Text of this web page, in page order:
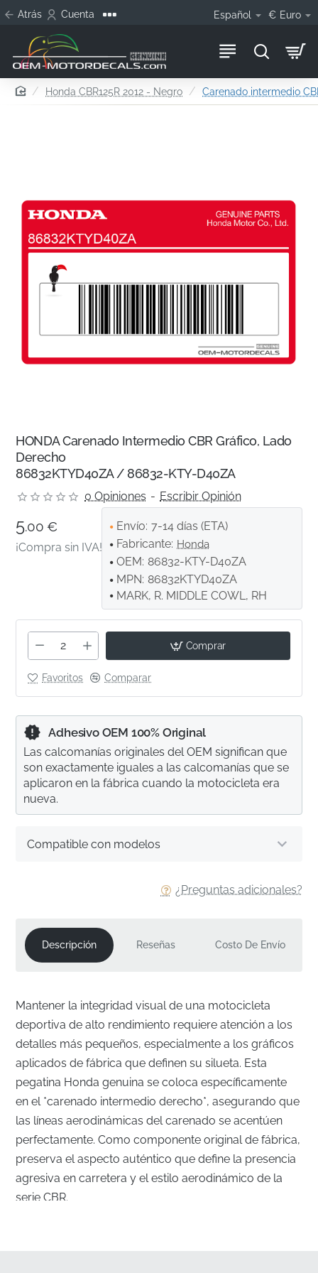
Atrás Cuenta Español € Euro
homeHonda CBR125R 2012 - Negro Carenado intermedio
HONDA Carenado Intermedio CBR Gráfico, Lado
Derecho
86832KTYD40ZA / 86832-KTY-D40ZA
0 Opiniones - Escribir Opinión
5.00 €
¡Compra sin IVA!
Envío: 7-14 días (ETA)
Fabricante: Honda
OEM: 86832-KTY-D40ZA
MPN: 86832KTYD40ZA
MARK, R. MIDDLE COWL, RH
Comprar
Favoritos Comparar
¿Preguntas adicionales?
Compatible con modelos
Adhesivo OEM 100% Original
Las calcomanías originales del OEM significan que
son exactamente iguales a las calcomanías que se
aplicaron en la fábrica cuando la motocicleta era
nueva.
Descripción Reseñas Costo De Envío
Mantener la integridad visual de una motocicleta
deportiva de alto rendimiento requiere atención a los
detalles más pequeños, especialmente a los gráficos
aplicados de fábrica que definen su silueta. Esta
pegatina Honda genuina se coloca específicamente
en el *carenado intermedio derecho*, asegurando que
las líneas aerodinámicas del carenado se acentúen
perfectamente. Como componente original de fábrica,
preserva el aspecto auténtico que define la presencia
agresiva en carretera y el estilo aerodinámico de la
serie CBR.